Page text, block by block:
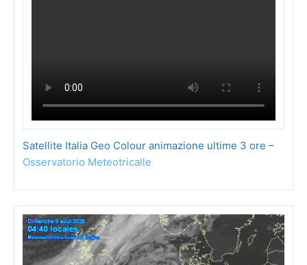
Satellite Italia Geo Colour animazione ultime 3 ore –
Osservatorio Meteotricalle